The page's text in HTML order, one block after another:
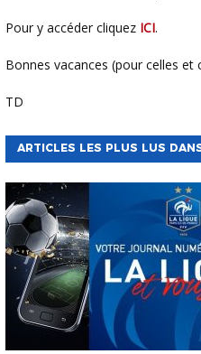
Pour y accéder cliquez ICI.
Bonnes vacances (pour celles
TD
ARTICLES LES PLUS LUS